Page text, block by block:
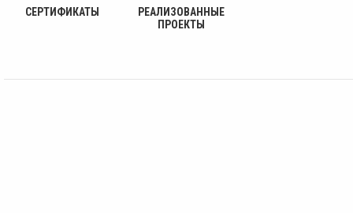
СЕРТИФИКАТЫ
РЕАЛИЗОВАННЫЕ
ПРОЕКТЫ